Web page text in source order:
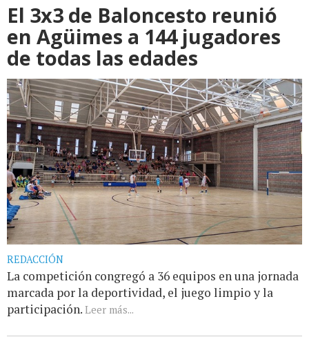
El 3x3 de Baloncesto reunió
en Agüimes a 144 jugadores
de todas las edades
REDACCIÓN
La competición congregó a 36 equipos en una jornada
marcada por la deportividad, el juego limpio y la
participación. Leer más...